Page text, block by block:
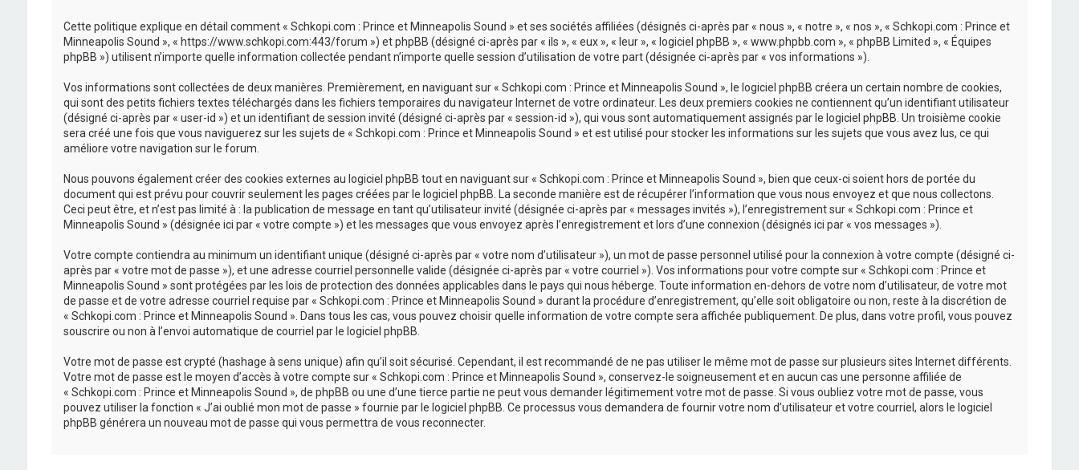
Cette politique explique en détail comment « Schkopi.com : Prince et Minneapolis Sound » et ses sociétés affiliées (désignés ci-après par « nous », « notre », « nos », « Schkopi.com : Prince et
Minneapolis Sound », « https://www.schkopi.com:443/forum ») et phpBB (désigné ci-après par « ils », « eux », « leur », « logiciel phpBB », « www.phpbb.com », « phpBB Limited », « Équipes
phpBB ») utilisent n’importe quelle information collectée pendant n’importe quelle session d’utilisation de votre part (désignée ci-après par « vos informations »).
Vos informations sont collectées de deux manières. Premièrement, en naviguant sur « Schkopi.com : Prince et Minneapolis Sound », le logiciel phpBB créera un certain nombre de cookies,
qui sont des petits fichiers textes téléchargés dans les fichiers temporaires du navigateur Internet de votre ordinateur. Les deux premiers cookies ne contiennent qu’un identifiant utilisateur
(désigné ci-après par « user-id ») et un identifiant de session invité (désigné ci-après par « session-id »), qui vous sont automatiquement assignés par le logiciel phpBB. Un troisième cookie
sera créé une fois que vous naviguerez sur les sujets de « Schkopi.com : Prince et Minneapolis Sound » et est utilisé pour stocker les informations sur les sujets que vous avez lus, ce qui
améliore votre navigation sur le forum.
Nous pouvons également créer des cookies externes au logiciel phpBB tout en naviguant sur « Schkopi.com : Prince et Minneapolis Sound », bien que ceux-ci soient hors de portée du
document qui est prévu pour couvrir seulement les pages créées par le logiciel phpBB. La seconde manière est de récupérer l’information que vous nous envoyez et que nous collectons.
Ceci peut être, et n’est pas limité à : la publication de message en tant qu’utilisateur invité (désignée ci-après par « messages invités »), l’enregistrement sur « Schkopi.com : Prince et
Minneapolis Sound » (désignée ici par « votre compte ») et les messages que vous envoyez après l’enregistrement et lors d’une connexion (désignés ici par « vos messages »).
Votre compte contiendra au minimum un identifiant unique (désigné ci-après par « votre nom d’utilisateur »), un mot de passe personnel utilisé pour la connexion à votre compte (désigné ci-
après par « votre mot de passe »), et une adresse courriel personnelle valide (désignée ci-après par « votre courriel »). Vos informations pour votre compte sur « Schkopi.com : Prince et
Minneapolis Sound » sont protégées par les lois de protection des données applicables dans le pays qui nous héberge. Toute information en-dehors de votre nom d’utilisateur, de votre mot
de passe et de votre adresse courriel requise par « Schkopi.com : Prince et Minneapolis Sound » durant la procédure d’enregistrement, qu’elle soit obligatoire ou non, reste à la discrétion de
« Schkopi.com : Prince et Minneapolis Sound ». Dans tous les cas, vous pouvez choisir quelle information de votre compte sera affichée publiquement. De plus, dans votre profil, vous pouvez
souscrire ou non à l’envoi automatique de courriel par le logiciel phpBB.
Votre mot de passe est crypté (hashage à sens unique) afin qu’il soit sécurisé. Cependant, il est recommandé de ne pas utiliser le même mot de passe sur plusieurs sites Internet différents.
Votre mot de passe est le moyen d’accès à votre compte sur « Schkopi.com : Prince et Minneapolis Sound », conservez-le soigneusement et en aucun cas une personne affiliée de
« Schkopi.com : Prince et Minneapolis Sound », de phpBB ou une d’une tierce partie ne peut vous demander légitimement votre mot de passe. Si vous oubliez votre mot de passe, vous
pouvez utiliser la fonction « J’ai oublié mon mot de passe » fournie par le logiciel phpBB. Ce processus vous demandera de fournir votre nom d’utilisateur et votre courriel, alors le logiciel
phpBB générera un nouveau mot de passe qui vous permettra de vous reconnecter.